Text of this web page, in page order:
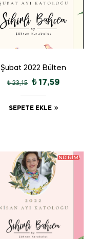
Şubat 2022 Bülten
₺23,15 ₺17,59
SEPETE EKLE
İNDIRIM!